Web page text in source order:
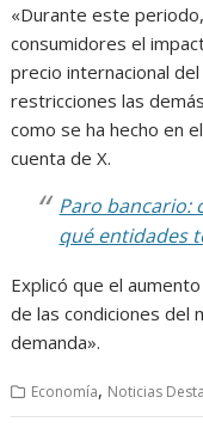
«Durante este
consumidores el
precio internacional
restricciones las
como se ha hecho en
cuenta de X.
Paro bancario:
qué entidades
Explicó que el
de las condiciones del
demanda».
Economía, Noticias